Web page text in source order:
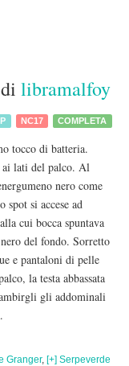
di libramalfoy
NC17 COMPLETA
tocco di batteria.
ai lati del palco. Al
nero come
si accese ad
cui bocca spuntava
del fondo. Sorretto
e pantaloni di pelle
la testa abbassata
gli addominali
Granger, [+] Serpeverde